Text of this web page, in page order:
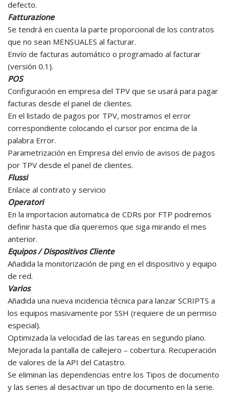
defecto.
Fatturazione
Se tendrá en cuenta la parte proporcional de los contratos
que no sean MENSUALES al facturar.
Envío de facturas automático o programado al facturar
(versión 0.1).
POS
Configuración en empresa del TPV que se usará para pagar
facturas desde el panel de clientes.
En el listado de pagos por TPV, mostramos el error
correspondiente colocando el cursor por encima de la
palabra Error.
Parametrización en Empresa del envío de avisos de pagos
por TPV desde el panel de clientes.
Flussi
Enlace al contrato y servicio
Operatori
En la importacion automatica de CDRs por FTP podremos
definir hasta que día queremos que siga mirando el mes
anterior.
Equipos / Dispositivos Cliente
Añadida la monitorización de ping en el dispositivo y equipo
de red.
Varios
Añadida una nueva incidencia técnica para lanzar SCRIPTS a
los equipos masivamente por SSH (requiere de un permiso
especial).
Optimizada la velocidad de las tareas en segundo plano.
Mejorada la pantalla de callejero – cobertura. Recuperación
de valores de la API del Catastro.
Se eliminan las dependencias entre los Tipos de documento
y las series al desactivar un tipo de documento en la serie.